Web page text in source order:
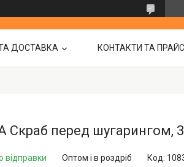
ДОСТАВКА КОНТАКТИ ТА
Скраб перед шугарингом,
відправки Оптом і в роздріб Код: